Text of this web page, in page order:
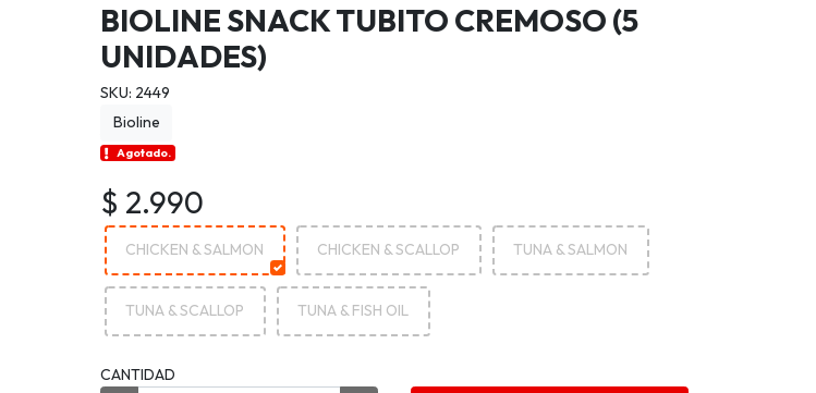
BIOLINE SNACK TUBITO CREMOSO (5
UNIDADES)
SKU: 2449
Bioline
Agotado.
$ 2.990
CHICKEN & SALMON CHICKEN & SCALLOP TUNA & SALMON
TUNA & SCALLOP TUNA & FISH OIL
CANTIDAD